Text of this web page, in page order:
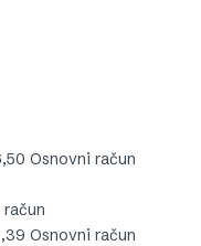
Osnovni račun
račun
Osnovni račun